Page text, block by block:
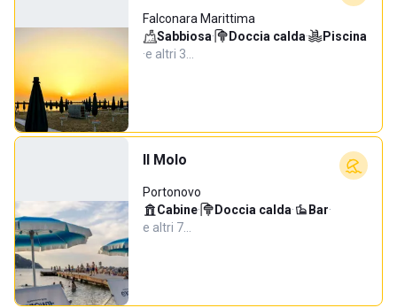
Falconara Marittima
Sabbiosa· Doccia calda·
Piscina
·e altri 3…
Il Molo
Portonovo
Cabine· Doccia calda· Bar·
e altri 7…